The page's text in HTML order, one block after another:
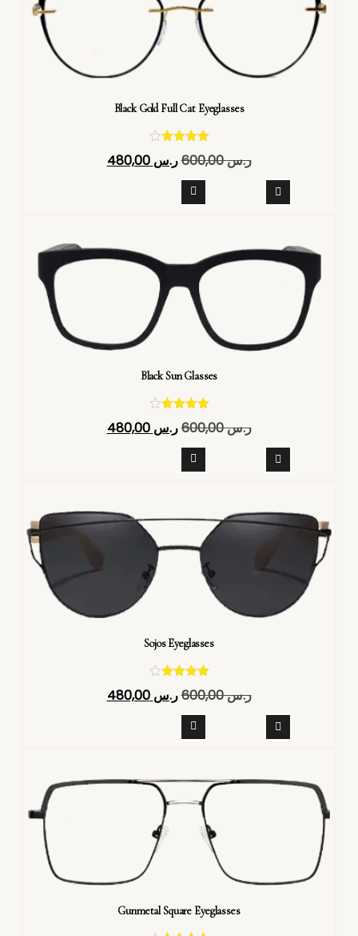
Black Gold Full Cat Eyeglasses
تم التقييم
4.40
ر.س600,00 ر.س 480,00
Black Sun Glasses
تم التقييم
4.40
ر.س600,00 ر.س 480,00
Sojos Eyeglasses
تم التقييم
4.40
ر.س600,00 ر.س 480,00
Gunmetal Square Eyeglasses